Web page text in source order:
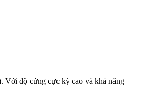
Với độ cứng cực kỳ cao và khả năng